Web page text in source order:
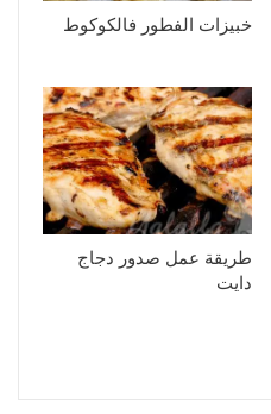
خبيزات الفطور فالكوكوط
طريقة عمل صدور دجاج
دايت